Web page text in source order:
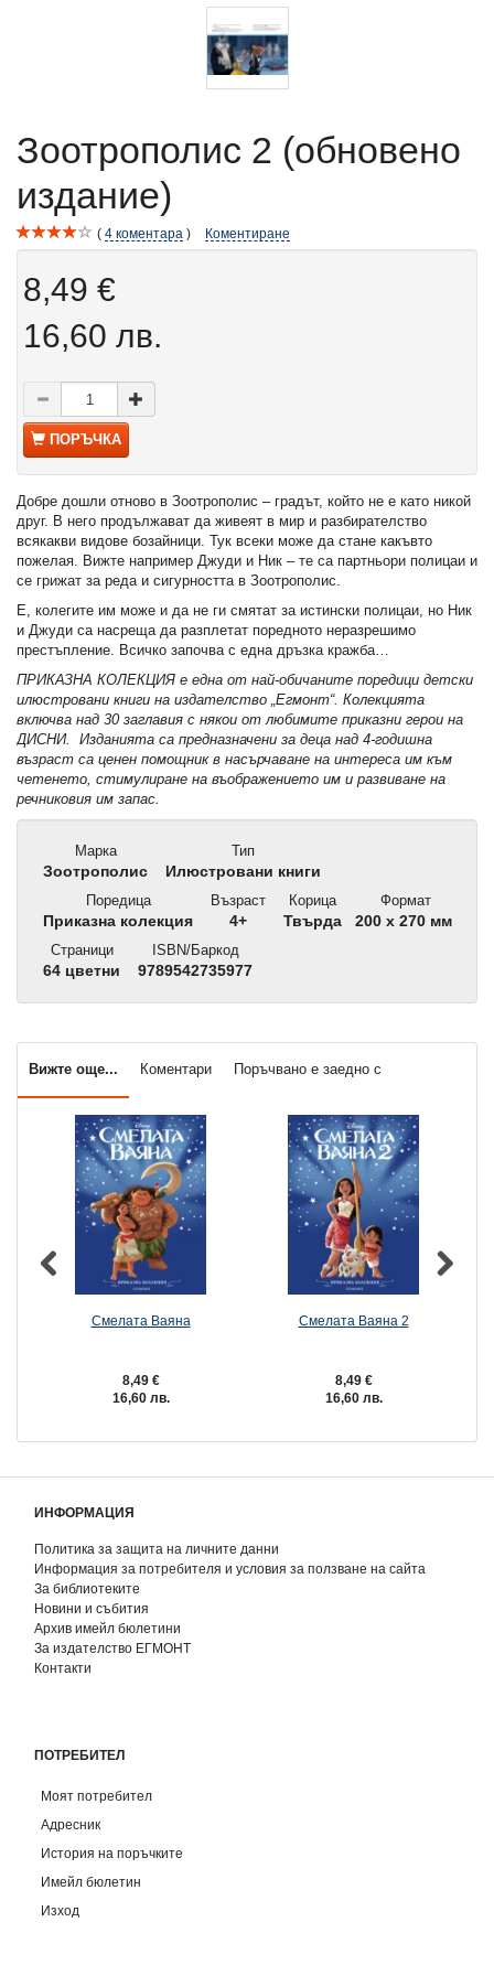
Зоотрополис 2 (обновено
издание)
4 коментара Коментиране
8,49 €
16,60 лв.
ПОРЪЧКА
Добре дошли отново в Зоотрополис – градът, който не е като никой
друг. В него продължават да живеят в мир и разбирателство
всякакви видове бозайници. Тук всеки може да стане какъвто
пожелая. Вижте например Джуди и Ник – те са партньори полицаи и
се грижат за реда и сигурността в Зоотрополис.
Е, колегите им може и да не ги смятат за истински полицаи, но Ник
и Джуди са насреща да разплетат поредното неразрешимо
престъпление. Всичко започва с една дръзка кражба…
ПРИКАЗНА КОЛЕКЦИЯ е една от най-обичаните поредици детски
илюстровани книги на издателство „Егмонт“. Колекцията
включва над 30 заглавия с някои от любимите приказни герои на
ДИСНИ. Изданията са предназначени за деца над 4-годишна
възраст са ценен помощник в насърчаване на интереса им към
четенето, стимулиране на въображението им и развиване на
речниковия им запас.
Марка
Зоотрополис
Тип
Илюстровани книги
Поредица
Приказна колекция
Възраст
4+
Корица
Твърда
Формат
200 x 270 мм
Страници
64 цветни
ISBN/Баркод
9789542735977
Вижте още... Коментари Поръчвано е заедно с
Смелата Ваяна
8,49 €
16,60 лв.
Смелата Ваяна 2
8,49 €
16,60 лв.
ИНФОРМАЦИЯ
Политика за защита на личните данни
Информация за потребителя и условия за ползване на сайта
За библиотеките
Новини и събития
Архив имейл бюлетини
За издателство ЕГМОНТ
Контакти
ПОТРЕБИТЕЛ
Моят потребител
Адресник
История на поръчките
Имейл бюлетин
Изход